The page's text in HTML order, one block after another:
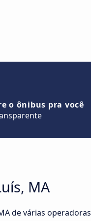
o ônibus pra você
MA
de várias operadoras